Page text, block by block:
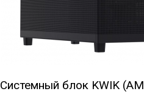
Системный блок KWIK